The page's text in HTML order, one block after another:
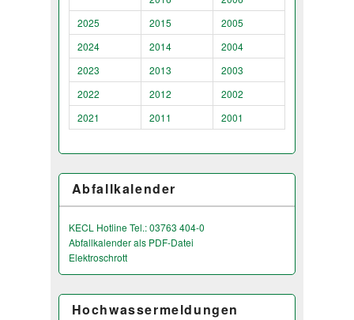
2025
2015
2005
2024
2014
2004
2023
2013
2003
2022
2012
2002
2021
2011 2001
Abfallkalender
KECL Hotline Tel.: 03763 404-0
Abfallkalender als PDF-Datei
Elektroschrott
Hochwassermeldungen